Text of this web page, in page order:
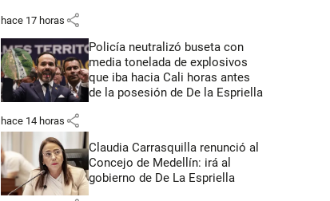
hace 17 horas share
Policía neutralizó buseta con
media tonelada de explosivos
que iba hacia Cali horas antes
de la posesión de De la Espriella
hace 14 horas share
Claudia Carrasquilla renunció al
Concejo de Medellín: irá al
gobierno de De La Espriella